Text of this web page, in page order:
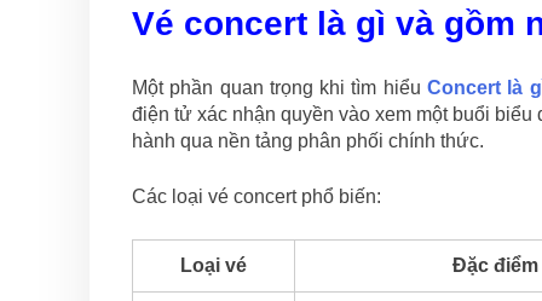
Vé concert là gì và gồm
Một phần quan trọng khi tìm hiểuConcert là
điện tử xác nhận quyền vào xem một buổi
hành qua nền tảng phân phối chính thức.
Các loại vé concert phổ biến:
Loại vé Đặc điểm